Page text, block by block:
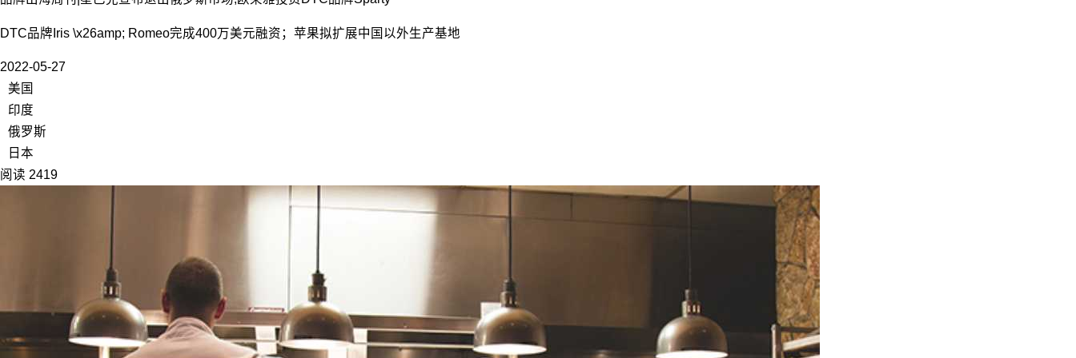
DTC品牌Iris \x26amp; Romeo完成400万美元融资；苹果拟扩展中国以外生产基地
2022-05-27
美国
印度
俄罗斯
日本
阅读 2419